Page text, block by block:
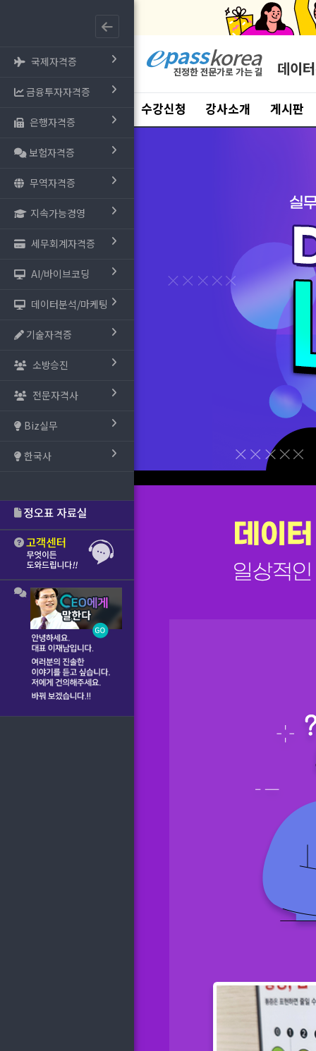
국제자격증
금융투자자격증
은행자격증
보험자격증
무역자격증
지속가능경영
세무회계자격증
AI/바이브코딩
데이터분석/마케팅
기술자격증
소방승진
전문자격사
Biz실무
한국사
데이
수강신청 강사소개 게시판